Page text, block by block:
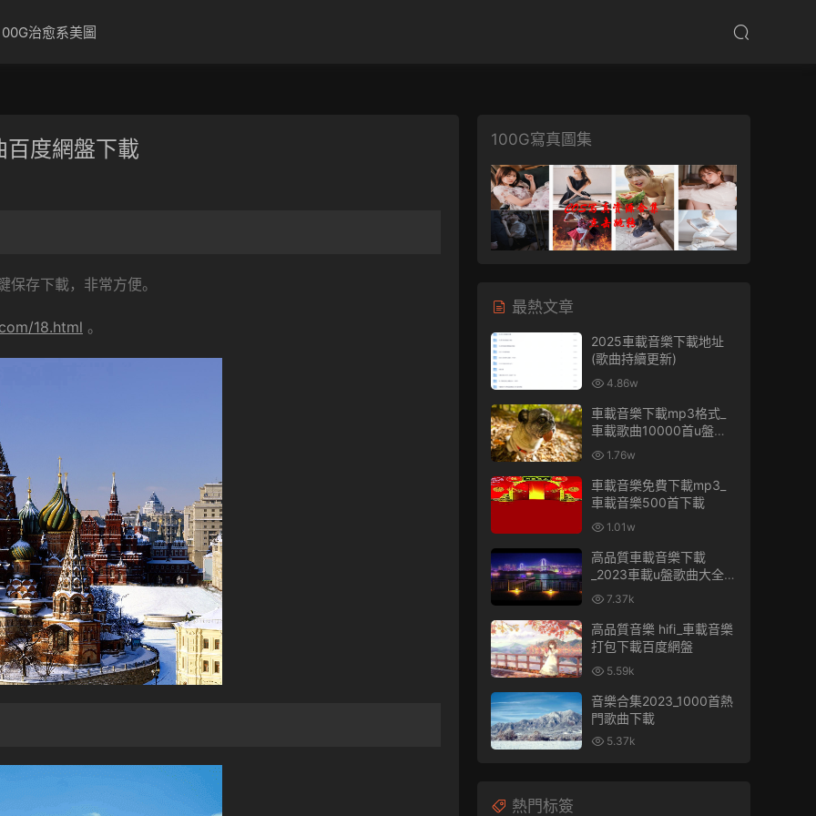
治愈系美圖
度網盤下載
存下載，非常方便。
18.html 。
100G寫真圖集
最熱文章
2025車載音樂下載地址
(歌曲持續更新)
4.86w
車載音樂下載mp3格式_
車載歌曲10000首u盤免
費 1.76w
車載音樂免費下載mp3_
車載音樂500首下載
1.01w
高品質車載音樂下載
_2023車載u盤歌曲大全下
載 7.37k
高品質音樂 hifi_車載音樂
打包下載百度網盤
5.59k
音樂合集2023_1000首熱
門歌曲下載
5.37k
熱門标簽